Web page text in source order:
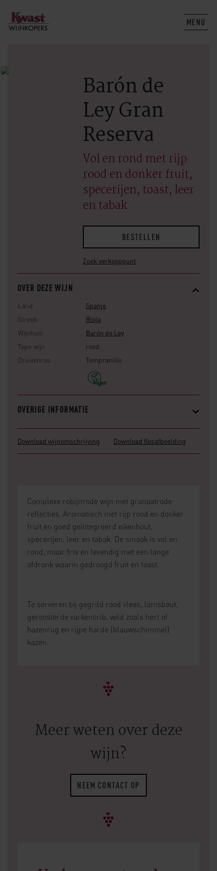
MENU
Barón de
Ley Gran
Reserva
Vol en rond met rijp
rood en donker fruit,
specerijen, toast, leer
en tabak
BESTELLEN
Zoek verkooppunt
OVER DEZE WIJN
Land
Spanje
Streek
Rioja
Wijnhuis
Barón de Ley
Type wijn
rood
Druivenras
Tempranillo
OVERIGE INFORMATIE
Download wijnomschrijving Download flesafbeelding
Complexe robijnrode wijn met granaatrode
reflecties. Aromatisch met rijp rood en donker
fruit en goed geïntegreerd eikenhout,
specerijen, leer en tabak. De smaak is vol en
rond, maar fris en levendig met een lange
afdronk waarin gedroogd fruit en toast.
Te serveren bij gegrild rood vlees, lamsbout,
geroosterde varkensrib, wild zoals hert of
hazenrug en rijpe harde (blauwschimmel)
kazen.
Meer weten over deze
wijn?
NEEM CONTACT OP